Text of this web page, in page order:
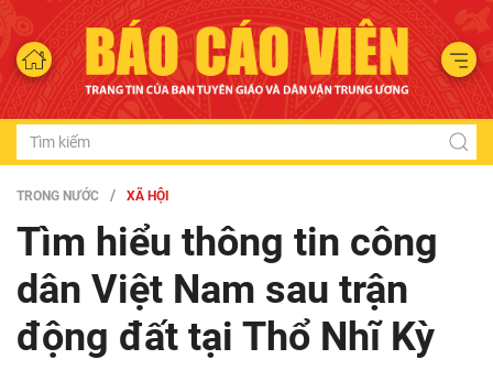
TRONG NƯỚC XÃ HỘI
Tìm hiểu thông tin công
dân Việt Nam sau trận
động đất tại Thổ Nhĩ Kỳ